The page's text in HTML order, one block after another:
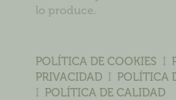
lo produce.
POLÍTICA DE COOKIES I
PRIVACIDAD I POLÍTICA
I POLÍTICA DE CALIDAD